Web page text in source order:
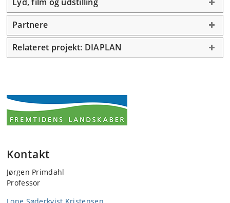
Partnere
Relateret projekt: DIAPLAN
Kontakt
Jørgen Primdahl
Professor